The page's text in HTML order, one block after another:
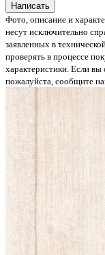
Написать
Фото, описание и
несут исключительно
заявленных в
проверять в процессе
характеристики. Если
пожалуйста, сообщите